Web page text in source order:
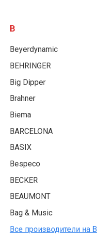
B
Beyerdynamic
BEHRINGER
Big Dipper
Brahner
Biema
BARCELONA
BASIX
Bespeco
BECKER
BEAUMONT
Bag & Music
Все производители на B